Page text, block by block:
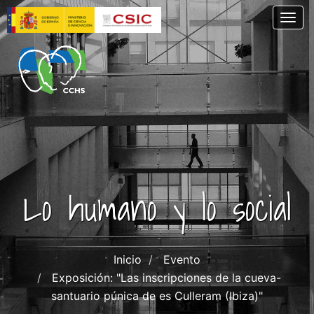
Skip
to
main
content
Lo humano y lo social
Inicio
Evento
Exposición: "Las inscripciones de la cueva-
santuario púnica de es Culleram (Ibiza)"